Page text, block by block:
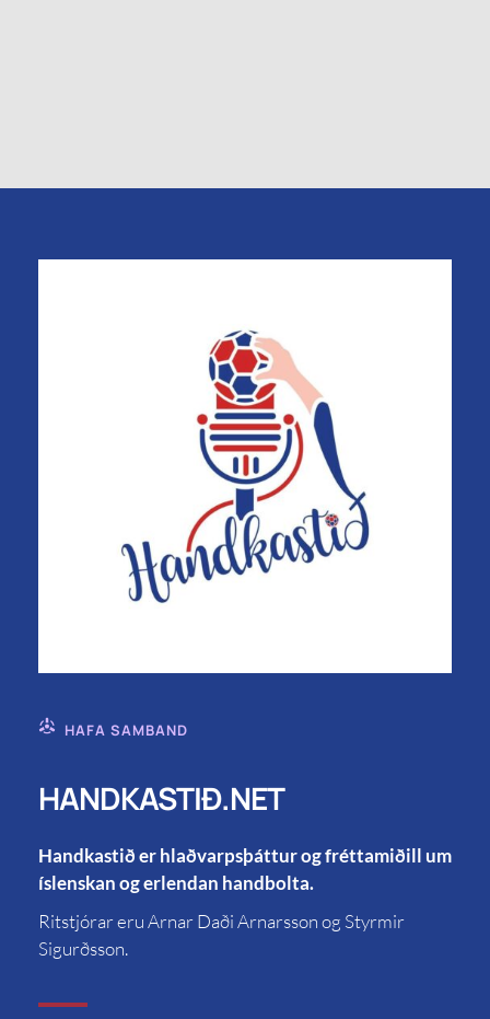
HAFA SAMBAND
HANDKASTIÐ.NET
Handkastið er hlaðvarpsþáttur og fréttamiðill um
íslenskan og erlendan handbolta.
Ritstjórar eru Arnar Daði Arnarsson og Styrmir
Sigurðsson.